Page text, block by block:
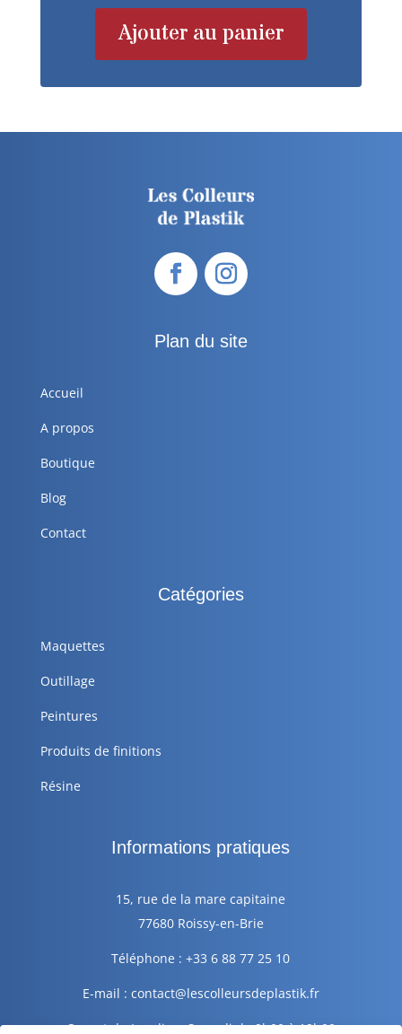
Ajouter au panier
Plan du site
Accueil
A propos
Boutique
Blog
Contact
Catégories
Maquettes
Outillage
Peintures
Produits de finitions
Résine
Informations pratiques
15, rue de la mare capitaine
77680 Roissy-en-Brie
Téléphone : +33 6 88 77 25 10
E-mail : contact@lescolleursdeplastik.fr
Ouvert du Lundi au Samedi de 9h00 à 19h00